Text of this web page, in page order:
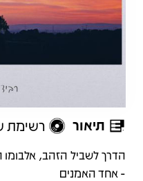
תיאור רשימת
הדרך לשביל הזהב, אלבומו
- אחד האמנים